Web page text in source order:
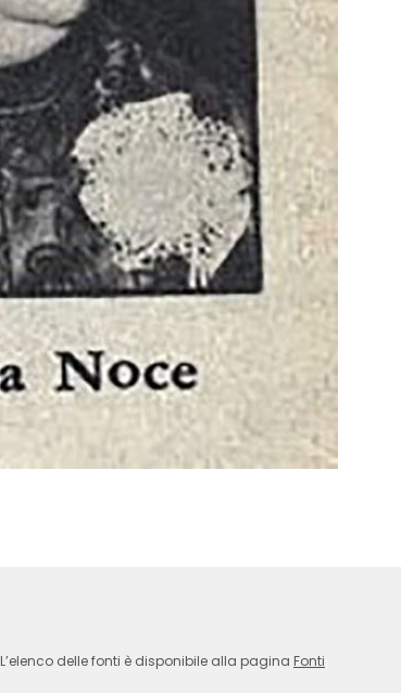
L’elenco delle fonti è disponibile alla pagina Fonti